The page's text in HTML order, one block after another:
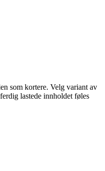
som kortere. Velg variant av
lastede innholdet føles